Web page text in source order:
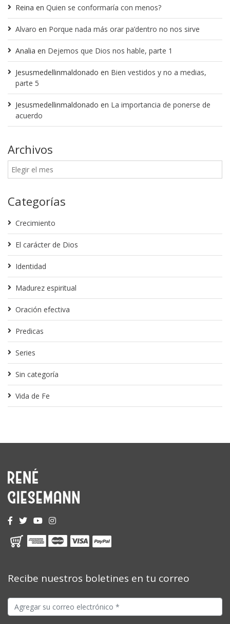
Reina en Quien se conformaría con menos?
Alvaro en Porque nada más orar pa’dentro no nos sirve
Analia en Dejemos que Dios nos hable, parte 1
Jesusmedellinmaldonado en Bien vestidos y no a medias,
parte 5
Jesusmedellinmaldonado en La importancia de ponerse de
acuerdo
Archivos
Categorías
Crecimiento
El carácter de Dios
Identidad
Madurez espiritual
Oración efectiva
Predicas
Series
Sin categoría
Vida de Fe
Recibe nuestros boletines en tu correo